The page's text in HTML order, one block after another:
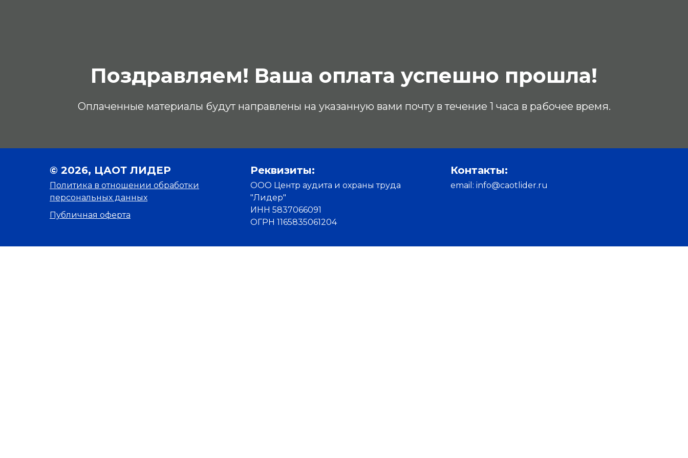
Поздравляем! Ваша оплата успешно прошла!
Оплаченные материалы будут направлены на указанную вами почту в течение 1 часа в рабочее время.
© 2026, ЦАОТ ЛИДЕР
Политика в отношении обработки
персональных данных
Публичная оферта
Реквизиты:
ООО Центр аудита и охраны труда
"Лидер"
ИНН 5837066091
ОГРН 1165835061204
Контакты:
email: info@caotlider.ru